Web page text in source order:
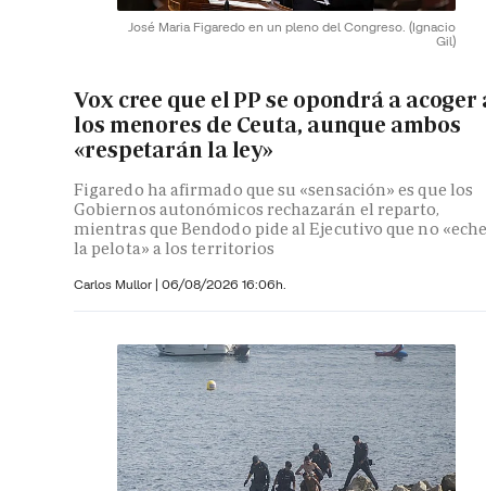
José Maria Figaredo en un pleno del Congreso. (Ignacio
Gil)
Vox cree que el PP se opondrá a acoger
los menores de Ceuta, aunque ambos
«respetarán la ley»
Figaredo ha afirmado que su «sensación» es que los
Gobiernos autonómicos rechazarán el reparto,
mientras que Bendodo pide al Ejecutivo que no
la pelota» a los territorios
Carlos Mullor | 06/08/2026 16:06h.